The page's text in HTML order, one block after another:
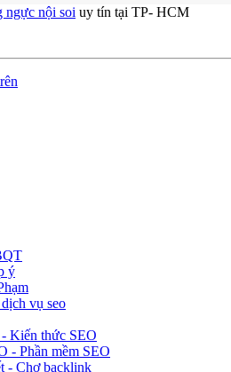
ngực nội soi uy tín tại TP- HCM
ý
vụ seo
Kiến thức SEO
- Phần mềm SEO
- Chợ backlink